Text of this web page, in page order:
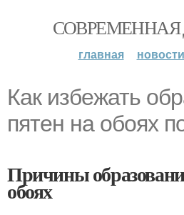
главная новости
Как избежать
пятен на обоях
Причины
обоях